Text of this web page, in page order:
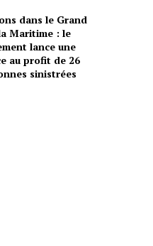
dans le Grand
Maritime : le
lance une
au profit de 26
sinistrées